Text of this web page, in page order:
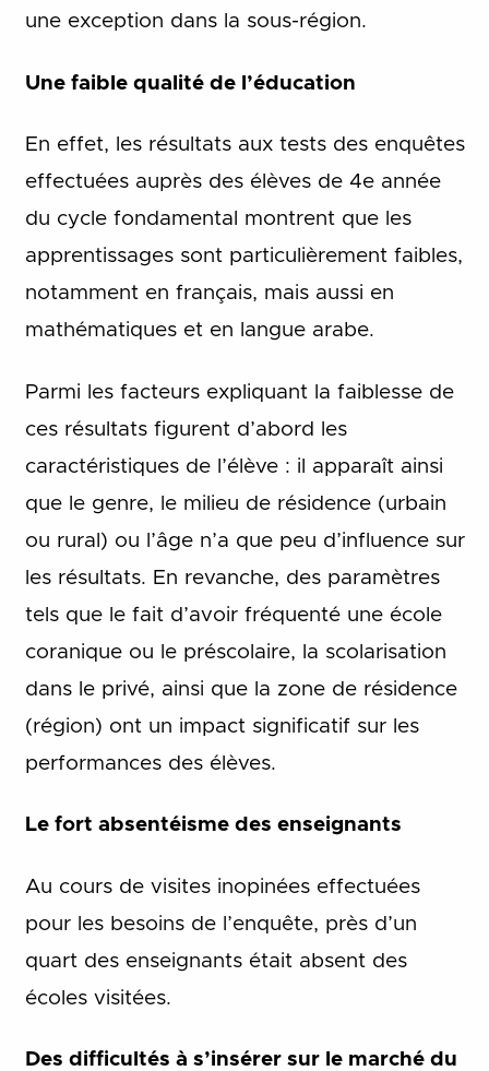
une exception dans la sous-région.
Une faible qualité de l’éducation
En effet, les résultats aux tests des enquêtes
effectuées auprès des élèves de 4e année
du cycle fondamental montrent que les
apprentissages sont particulièrement faibles,
notamment en français, mais aussi en
mathématiques et en langue arabe.
Parmi les facteurs expliquant la faiblesse de
ces résultats figurent d’abord les
caractéristiques de l’élève : il apparaît ainsi
que le genre, le milieu de résidence (urbain
ou rural) ou l’âge n’a que peu d’influence sur
les résultats. En revanche, des paramètres
tels que le fait d’avoir fréquenté une école
coranique ou le préscolaire, la scolarisation
dans le privé, ainsi que la zone de résidence
(région) ont un impact significatif sur les
performances des élèves.
Le fort absentéisme des enseignants
Au cours de visites inopinées effectuées
pour les besoins de l’enquête, près d’un
quart des enseignants était absent des
écoles visitées.
Des difficultés à s’insérer sur le marché du